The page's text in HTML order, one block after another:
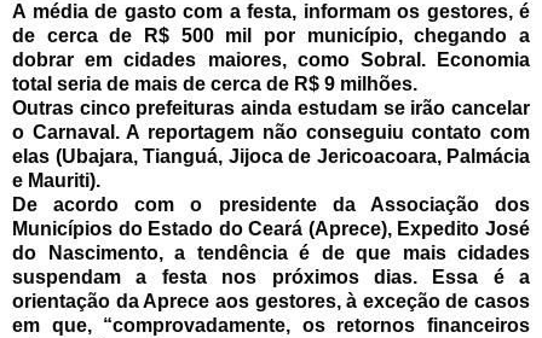
A média de gasto com a festa, informam os gestores, é
de cerca de
R$ 500 mil por município, chegando a
dobrar em cidades maiores, como Sobral. Economia
total seria de mais de cerca de R$ 9 milhões.
Outras cinco prefeituras ainda estudam se irão cancelar
o Carnaval. A reportagem não conseguiu contato com
elas (Ubajara, Tianguá, Jijoca de Jericoacoara, Palmácia
e Mauriti).
De acordo com o presidente da Associação dos
Municípios do Estado do Ceará (Aprece), Expedito José
do Nascimento, a tendência é de que mais cidades
suspendam a festa nos próximos dias.
Essa é a
orientação da Aprece aos gestores, à exceção de casos
em que, “comprovadamente, os retornos financeiros